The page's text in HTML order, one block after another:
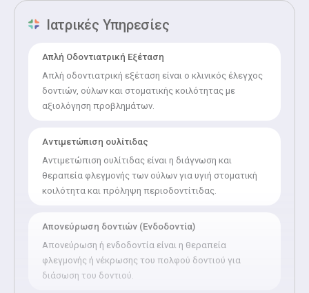
Ιατρικές Υπηρεσίες
Απλή Οδοντιατρική Εξέταση
Απλή οδοντιατρική εξέταση είναι ο κλινικός έλεγχος
δοντιών, ούλων και στοματικής κοιλότητας με
αξιολόγηση προβλημάτων.
Αντιμετώπιση ουλίτιδας
Αντιμετώπιση ουλίτιδας είναι η διάγνωση και
θεραπεία φλεγμονής των ούλων για υγιή στοματική
κοιλότητα και πρόληψη περιοδοντίτιδας.
Απονεύρωση δοντιών (Ενδοδοντία)
Απονεύρωση ή ενδοδοντία είναι η θεραπεία
φλεγμονής ή νέκρωσης του πολφού δοντιού για
διάσωση του δοντιού.